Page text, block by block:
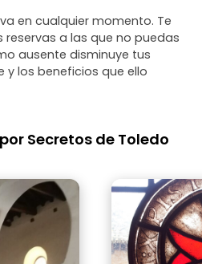
en cualquier momento. Te
a las que no puedas
ausente disminuye tus
y los beneficios que ello
Secretos de Toledo